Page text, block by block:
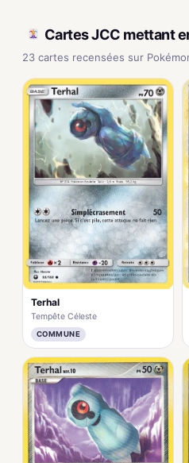
Cartes JCC mettant
23 cartes recensées sur
Terhal
Tempête Céleste
COMMUNE